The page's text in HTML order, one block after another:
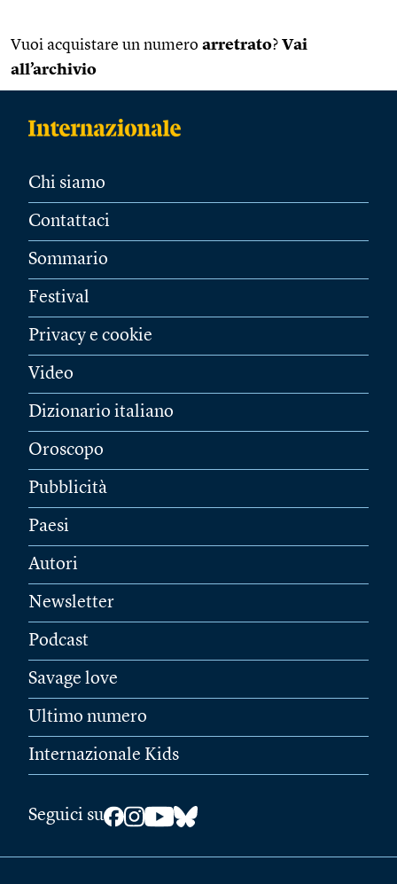
Vuoi acquistare un numero arretrato? Vai
all’archivio
Chi siamo
Contattaci
Sommario
Festival
Privacy e cookie
Video
Dizionario italiano
Oroscopo
Pubblicità
Paesi
Autori
Newsletter
Podcast
Savage love
Ultimo numero
Internazionale Kids
Seguici su